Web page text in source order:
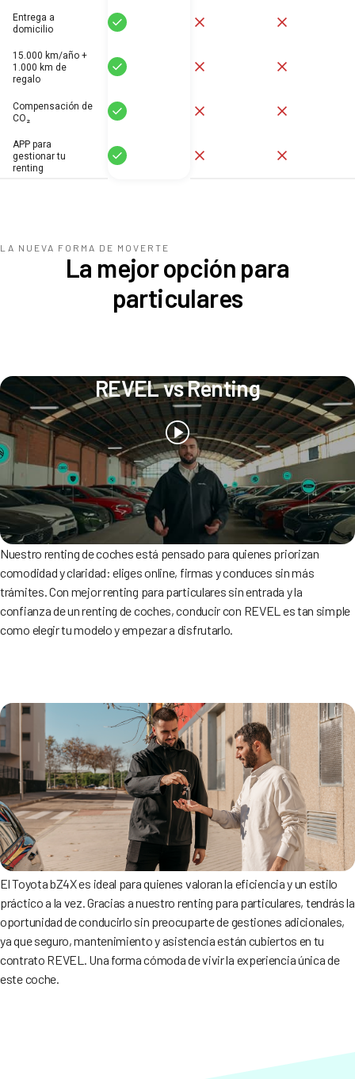
Entrega a
domicilio
Sí
15.000 km/año +
1.000 km de
regalo
Sí
Compensación de
CO₂
Sí
APP para
gestionar tu
renting
Sí
LA NUEVA FORMA DE MOVERTE
La mejor opción para
particulares
REVEL vs Renting
Nuestro renting de coches está pensado para quienes priorizan
comodidad y claridad: eliges online, firmas y conduces sin más
trámites. Con mejor renting para particulares sin entrada y la
confianza de un renting de coches, conducir con REVEL es tan simple
como elegir tu modelo y empezar a disfrutarlo.
El Toyota bZ4X es ideal para quienes valoran la eficiencia y un estilo
práctico a la vez. Gracias a nuestro renting para particulares, tendrás la
oportunidad de conducirlo sin preocuparte de gestiones adicionales,
ya que seguro, mantenimiento y asistencia están cubiertos en tu
contrato REVEL. Una forma cómoda de vivir la experiencia única de
este coche.